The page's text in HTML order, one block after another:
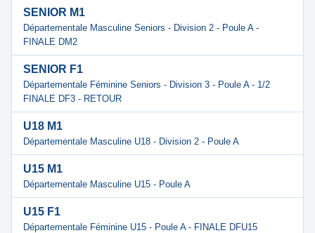
SENIOR M1
Départementale Masculine Seniors - Division 2 - Poule A -
FINALE DM2
SENIOR F1
Départementale Féminine Seniors - Division 3 - Poule A - 1/2
FINALE DF3 - RETOUR
U18 M1
Départementale Masculine U18 - Division 2 - Poule A
U15 M1
Départementale Masculine U15 - Poule A
U15 F1
Départementale Féminine U15 - Poule A - FINALE DFU15